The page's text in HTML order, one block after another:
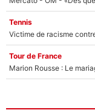
Tennis
Tour de France
Marion Rousse : Le